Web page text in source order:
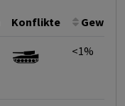
Konflikte
<1%